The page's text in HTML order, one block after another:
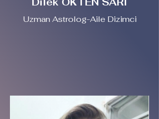
Uzman Astrolog-Aile Dizimci